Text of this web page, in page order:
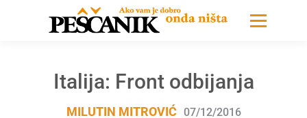
Italija: Front odbijanja
MILUTIN MITROVIĆ 07/12/2016